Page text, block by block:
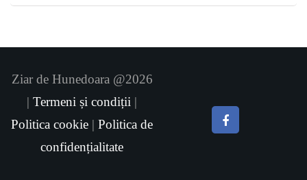
Ziar de Hunedoara @2026
| Termeni și condiții |
Politica cookie | Politica de
confidențialitate